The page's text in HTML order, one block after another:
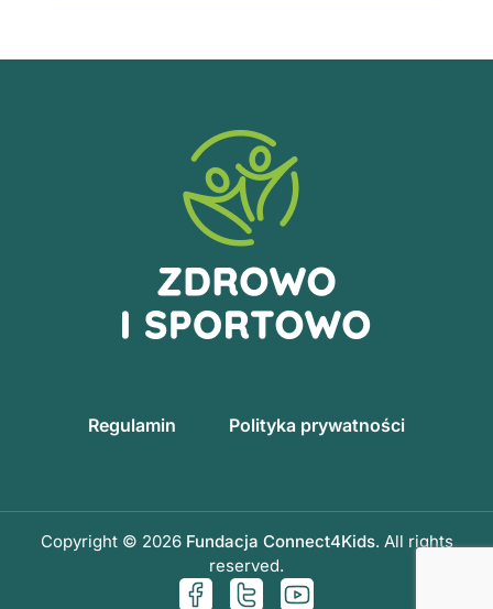
Regulamin Polityka prywatności
Copyright © 2026 Fundacja Connect4Kids. All rights
reserved.